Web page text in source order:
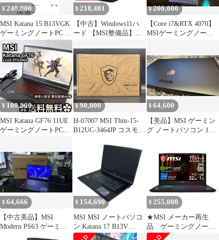
¥240,000
MSI Katana 15 B13VGK
ゲーミングノートPC 本
体
¥ 218,481
【中古】Windows11ハ
ード 【MSI整備品】ゲ
Katana 15 HX B14W (ブ
ラック)
[KATANA15HXB14WF
K3259JP](メーカー3か
月保証)
¥200,000
【Core i7&RTX 4070】
MSIゲーミングノート
¥ 100,800
MSI Katana GF76 11UE
ゲーミングノートPC
¥90,000
H-07007 MSI Thin-15-
B12UC-3464JP コスモス
トパソコン 15.6型（イ
ンチ） Core i7 初期化済
箱あり 極美品
¥64,600
【美品】MSI ゲーミン
グ ノートパソコン 1TB
¥64,666
【中古美品】MSI
Modern PS63 ゲーミン
¥ 154,690
MSI MSI ノートパソコ
ン Katana 17 B13V
Windows11 home Core i7
¥ 255,000
★MSI メーカー再生
品 ゲーミングノート
Katana 17 HX B14WGK-